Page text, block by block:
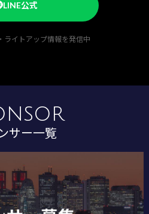
LINE公式
ライトアップ情報を発信中
サー一覧